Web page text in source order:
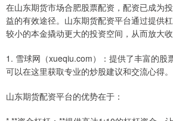
在山东期货市场合肥股票配资，配资已成为
益的有效途径。山东期货配资平台通过提供
较小的本金撬动更大的投资空间，从而放大收
1. 雪球网（xueqiu.com）：提供了丰富的股
可以在这里获取专业的炒股建议和交流心得。
山东期货配资平台的优势在于：